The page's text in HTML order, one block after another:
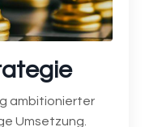
ambitionierter
Umsetzung.